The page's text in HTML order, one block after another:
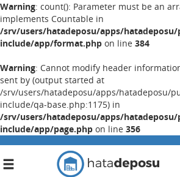
Warning: count(): Parameter must be an
implements Countable in
/srv/users/hatadeposu/apps/
include/app/format.php on line 384
Warning: Cannot modify header
sent by (output started at
/srv/users/hatadeposu/apps/hatadeposu/
include/qa-base.php:1175) in
/srv/users/hatadeposu/apps/
include/app/page.php on line 356
Toggle